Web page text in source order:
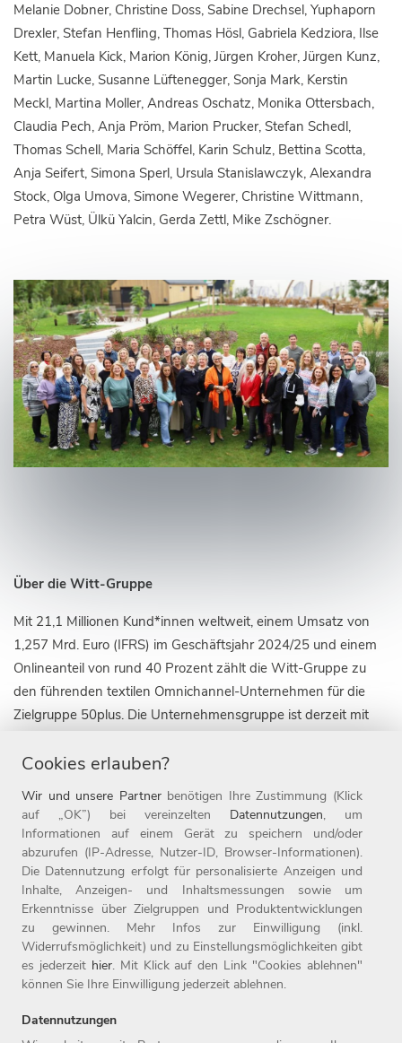
Melanie Dobner, Christine Doss, Sabine Drechsel, Yuphaporn
Drexler, Stefan Henfling, Thomas Hösl, Gabriela Kedziora, Ilse
Kett, Manuela Kick, Marion König, Jürgen Kroher, Jürgen Kunz,
Martin Lucke, Susanne Lüftenegger, Sonja Mark, Kerstin
Meckl, Martina Moller, Andreas Oschatz, Monika Ottersbach,
Claudia Pech, Anja Pröm, Marion Prucker, Stefan Schedl,
Thomas Schell, Maria Schöffel, Karin Schulz, Bettina Scotta,
Anja Seifert, Simona Sperl, Ursula Stanislawczyk, Alexandra
Stock, Olga Umova, Simone Wegerer, Christine Wittmann,
Petra Wüst, Ülkü Yalcin, Gerda Zettl, Mike Zschögner.
Über die Witt-Gruppe
Mit 21,1 Millionen Kund*innen weltweit, einem Umsatz von
1,257 Mrd. Euro (IFRS) im Geschäftsjahr 2024/25 und einem
Onlineanteil von rund 40 Prozent zählt die Witt-Gruppe zu
den führenden textilen Omnichannel-Unternehmen für die
Zielgruppe 50plus. Die Unternehmensgruppe ist derzeit mit
gegründete Marke Witt, sowie mit 20 Online-Shops aktiv.
Filialen im stationären Handel vertreten. Seit Ende 2019
gehört die Marke heine zur Witt-Gruppe, seit 2025 die Marke
sheego.
Die Witt-Gruppe ist mit rund 3.700 Mitarbeitenden nicht nur
einer der größten Arbeitgeber der Oberpfalz, sondern auch
einer der beliebtesten Deutschlands und gehört zu den rund
fünf Prozent der beliebtesten Unternehmen auf kununu. Seit
1987 ist die Witt-Gruppe Teil der Otto Group. Weitere
Cookies erlauben?
Wir und unsere Partnerbenötigen Ihre Zustimmung (Klick
auf „OK”) bei vereinzelten Datennutzungen, um
Informationen auf einem Gerät zu speichern und/oder
abzurufen (IP-Adresse, Nutzer-ID, Browser-Informationen).
Die Datennutzung erfolgt für personalisierte Anzeigen und
Inhalte, Anzeigen- und Inhaltsmessungen sowie um
Erkenntnisse über Zielgruppen und Produktentwicklungen
zu gewinnen. Mehr Infos zur Einwilligung (inkl.
Widerrufsmöglichkeit) und zu Einstellungsmöglichkeiten gibt
es jederzeit hier. Mit Klick auf den Link "Cookies ablehnen"
können Sie Ihre Einwilligung jederzeit ablehnen.
Datennutzungen